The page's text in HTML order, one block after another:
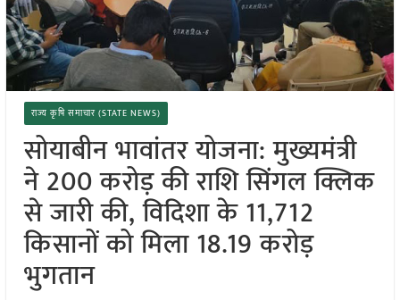
राज्य कृषि समाचार (STATE NEWS)
सोयाबीन भावांतर योजना: मुख्यमंत्री
ने 200 करोड़ की राशि सिंगल क्लिक
से जारी की, विदिशा के 11,712
किसानों को मिला 18.19 करोड़
भुगतान